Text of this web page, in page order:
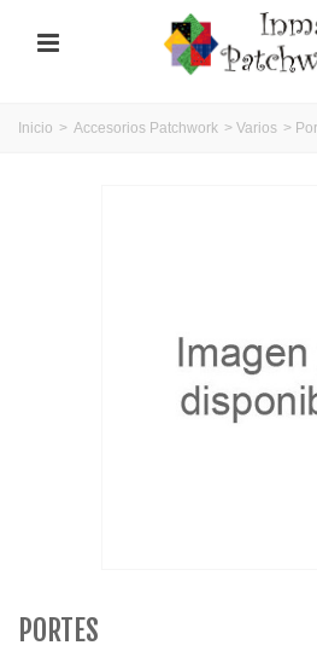
Inicio > Accesorios Patchwork > Varios >
PORTES